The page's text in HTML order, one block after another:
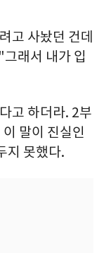
고 사놨던 건데
래서 내가 입
고 하더라. 2부
말이 진실인
지 못했다.